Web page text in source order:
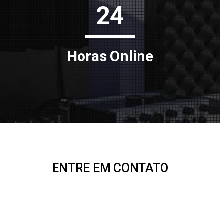
24
Horas Online
ENTRE EM CONTATO